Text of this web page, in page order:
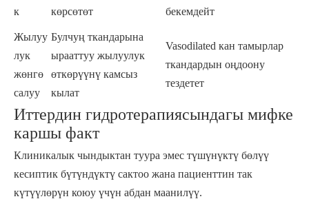
к
көрсөтөт
бекемдейт
Жылуу
лук
жөнгө
салуу
Булчуң ткандарына
ырааттуу жылуулук
өткөрүүнү камсыз
кылат
Vasodilated кан тамырлар
ткандардын оңдоону
тездетет
Иттердин гидротерапиясындагы мифке
каршы факт
Клиникалык чындыктан туура эмес түшүнүктү бөлүү
кесиптик бүтүндүктү сактоо жана пациенттин так
күтүүлөрүн коюу үчүн абдан маанилүү.